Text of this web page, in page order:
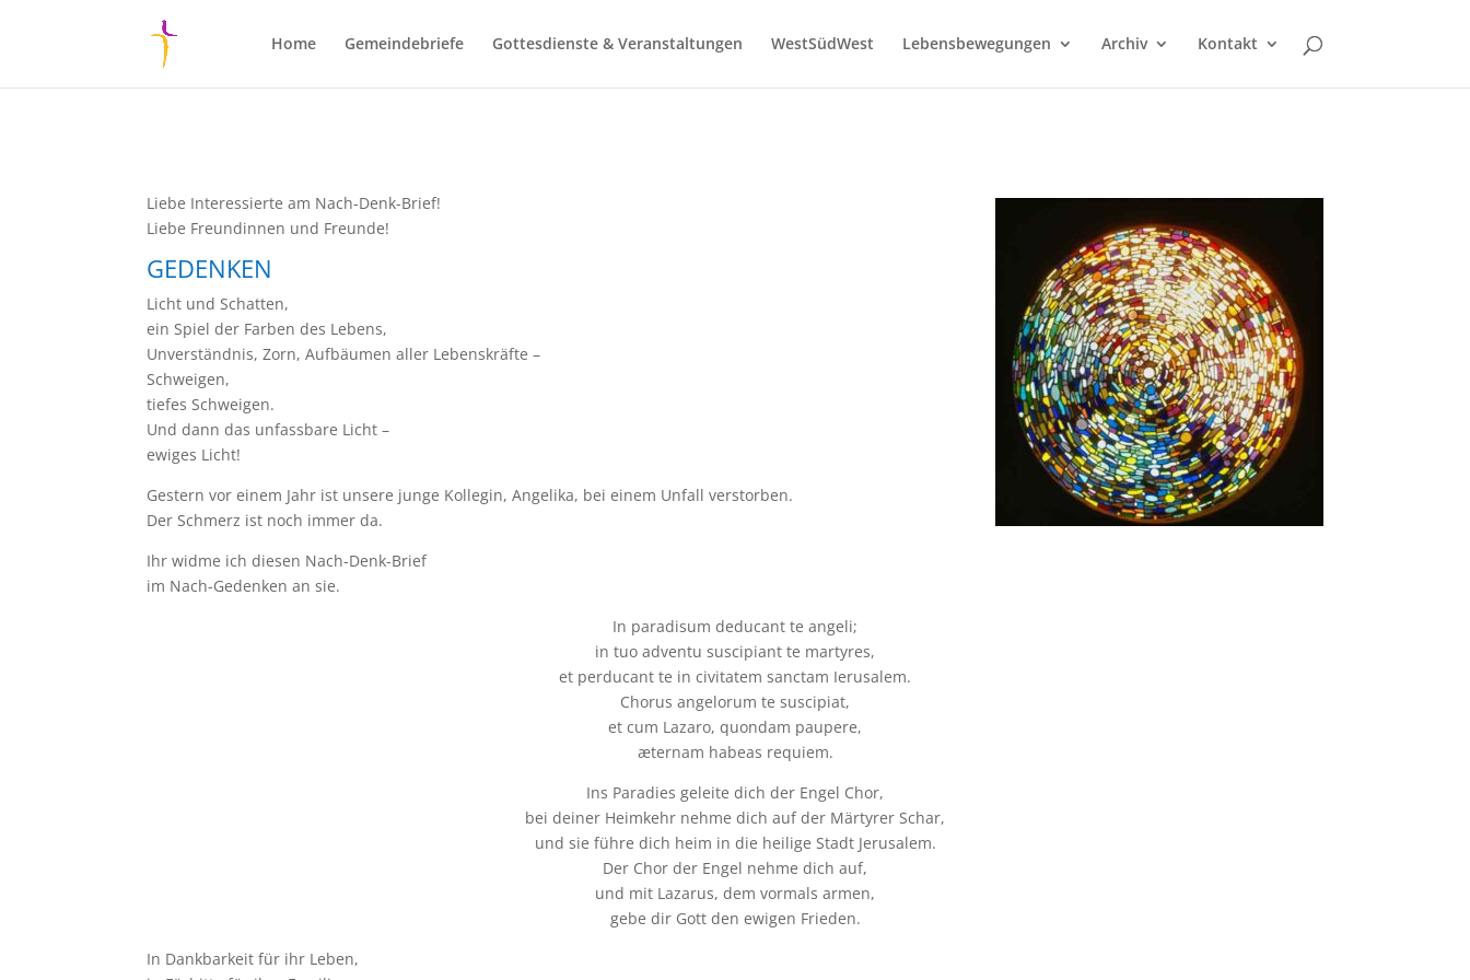
Home Gemeindebriefe Gottesdienste & Veranstaltungen WestSüdWest Lebensbewegungen Archiv Kontakt
Liebe Interessierte am Nach-Denk-Brief!
Liebe Freundinnen und Freunde!
GEDENKEN
Licht und Schatten,
ein Spiel der Farben des Lebens,
Unverständnis, Zorn, Aufbäumen aller Lebenskräfte –
Schweigen,
tiefes Schweigen.
Und dann das unfassbare Licht –
ewiges Licht!
Gestern vor einem Jahr ist unsere junge Kollegin, Angelika, bei einem Unfall verstorben.
Der Schmerz ist noch immer da.
Ihr widme ich diesen Nach-Denk-Brief
im Nach-Gedenken an sie.
In paradisum deducant te angeli;
in tuo adventu suscipiant te martyres,
et perducant te in civitatem sanctam Ierusalem.
Chorus angelorum te suscipiat,
et cum Lazaro, quondam paupere,
æternam habeas requiem.
Ins Paradies geleite dich der Engel Chor,
bei deiner Heimkehr nehme dich auf der Märtyrer Schar,
und sie führe dich heim in die heilige Stadt Jerusalem.
Der Chor der Engel nehme dich auf,
und mit Lazarus, dem vormals armen,
gebe dir Gott den ewigen Frieden.
In Dankbarkeit für ihr Leben,